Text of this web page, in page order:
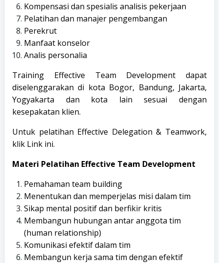
Kompensasi dan spesialis analisis pekerjaan
Pelatihan dan manajer pengembangan
Perekrut
Manfaat konselor
Analis personalia
Training Effective Team Development dapat
diselenggarakan di kota Bogor, Bandung, Jakarta,
Yogyakarta dan kota lain sesuai dengan
kesepakatan klien.
Untuk pelatihan Effective Delegation & Teamwork,
klik Link ini.
Materi Pelatihan Effective Team Development
Pemahaman team building
Menentukan dan memperjelas misi dalam tim
Sikap mental positif dan berfikir kritis
Membangun hubungan antar anggota tim
(human relationship)
Komunikasi efektif dalam tim
Membangun kerja sama tim dengan efektif